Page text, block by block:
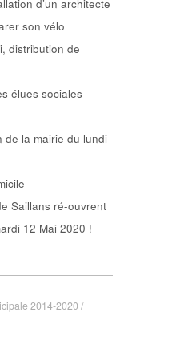
d’un architecte
son vélo
distribution de
élues sociales
de la mairie du lundi
Saillans ré-ouvrent
12 Mai 2020 !
2014-2020 /